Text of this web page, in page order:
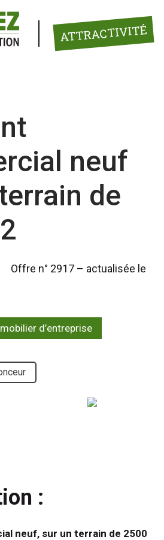
ATTRACTIVITÉ
neuf
de
Offre n° 2917 – actualisée le
d’entreprise
:
neuf, sur un terrain de 2500